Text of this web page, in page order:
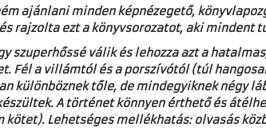
ajánlani minden képnézegető,
rajzolta ezt a könyvsorozatot, aki
szuperhőssé válik és lehozza azt a
Fél a villámtól és a porszívótól (túl
különböznek tőle, de mindegyiknek négy
A történet könnyen érthető és
Lehetséges mellékhatás: olvasás